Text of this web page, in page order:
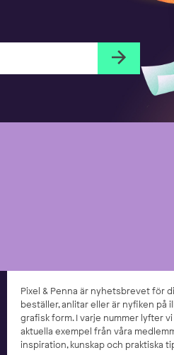
Pixel & Penna är nyhetsbrevet för
beställer, anlitar eller är nyfiken på
grafisk form. I varje nummer lyfter
aktuella exempel från våra
inspiration, kunskap och praktiska